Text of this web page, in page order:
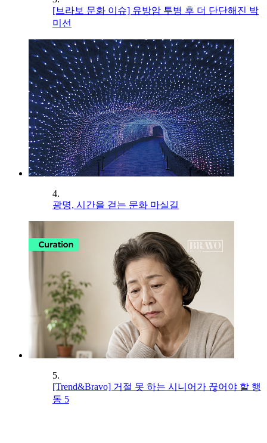
[브라보 문화 이슈] 유방암 투병 후 더 단단해진 박
미선
4.
광명, 시간을 걷는 문화 마실길
5.
[Trend&Bravo] 거절 못 하는 시니어가 끊어야 할 행
동 5